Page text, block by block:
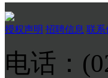
授权声明 招聘信息 联系
电话：